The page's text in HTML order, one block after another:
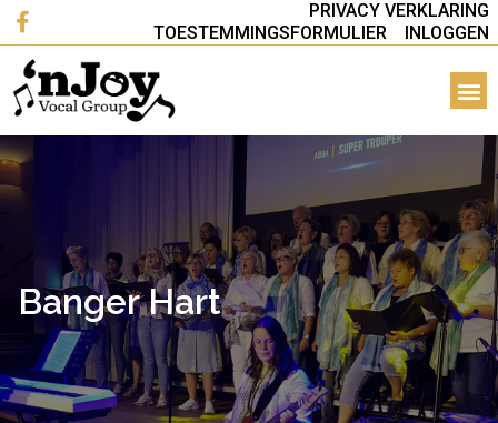
PRIVACY VERKLARING
TOESTEMMINGSFORMULIER
INLOGGEN
Banger Hart